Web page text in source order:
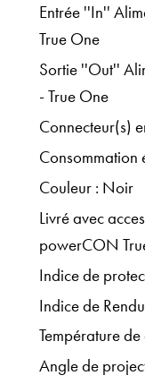
Entrée ''In''
True One
Sortie ''Out''
- True One
Connecteur(s)
Couleur : Noir
Livré avec
powerCON
Indice de
Indice de
Température
Angle de